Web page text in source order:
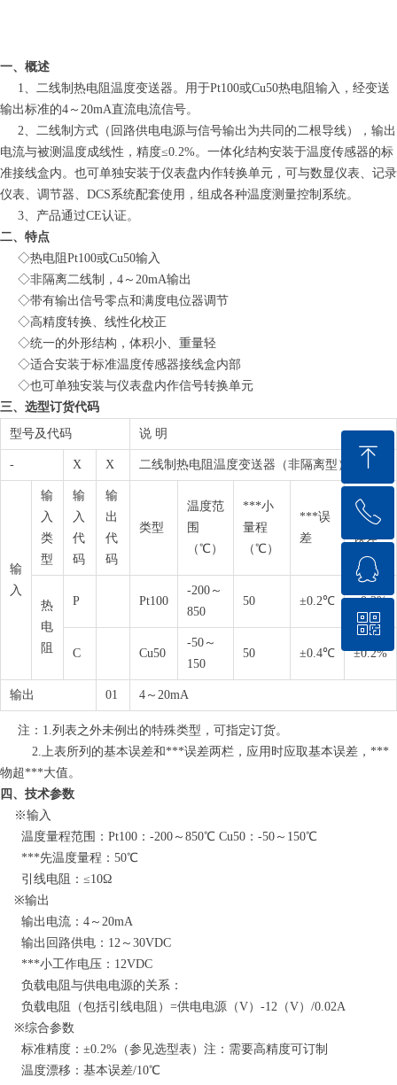
一、概述
1、二线制热电阻温度变送器。用于Pt100或Cu50热电阻输入，经变送
输出标准的4～20mA直流电流信号。
2、二线制方式（回路供电电源与信号输出为共同的二根导线），输出
电流与被测温度成线性，精度≤0.2%。一体化结构安装于温度传感器的标
准接线盒内。也可单独安装于仪表盘内作转换单元，可与数显仪表、记录
仪表、调节器、DCS系统配套使用，组成各种温度测量控制系统。
3、产品通过CE认证。
二、特点
◇热电阻Pt100或Cu50输入
◇非隔离二线制，4～20mA输出
◇带有输出信号零点和满度电位器调节
◇高精度转换、线性化校正
◇统一的外形结构，体积小、重量轻
◇适合安装于标准温度传感器接线盒内部
◇也可单独安装与仪表盘内作信号转换单元
三、选型订货代码
型号及代码
说 明
- X X 二线制热电阻温度变送器（非隔离型）
输
入
输
入
类
型
输
入
代
码
输
出
代
码
类型
温度范
围
（℃）
***小
量程
（℃）
***误
差
基本
误差
热
电
阻
P Pt100
-200～
850
50 ±0.2℃ ±0.2%
C Cu50
-50～
150
50 ±0.4℃ ±0.2%
输出 01 4～20mA
注：1.列表之外未例出的特殊类型，可指定订货。
2.上表所列的基本误差和***误差两栏，应用时应取基本误差，***
物超***大值。
四、技术参数
※输入
温度量程范围：Pt100：-200～850℃ Cu50：-50～150℃
***先温度量程：50℃
引线电阻：≤10Ω
※输出
输出电流：4～20mA
输出回路供电：12～30VDC
***小工作电压：12VDC
负载电阻与供电电源的关系：
负载电阻（包括引线电阻）=供电电源（V）-12（V）/0.02A
※综合参数
标准精度：±0.2%（参见选型表）注：需要高精度可订制
温度漂移：基本误差/10℃
ꁸ
回到顶部
ꂅ
ꁗ
QQ客服
ꀥ
微信二维码